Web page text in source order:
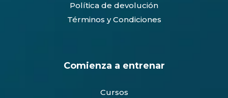
Política de devolución
Términos y Condiciones
Comienza a entrenar
Cursos